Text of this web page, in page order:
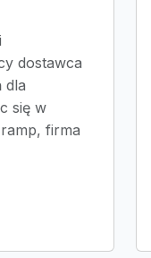
dostawca
dla
się w
firma